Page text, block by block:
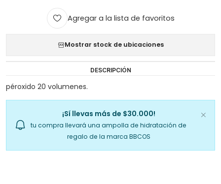
Agregar a la lista de favoritos
Mostrar stock de ubicaciones
DESCRIPCIÓN
péroxido 20 volumenes.
¡Sí llevas más de $30.000!
tu compra llevará una ampolla de hidratación de
regalo de la marca BBCOS